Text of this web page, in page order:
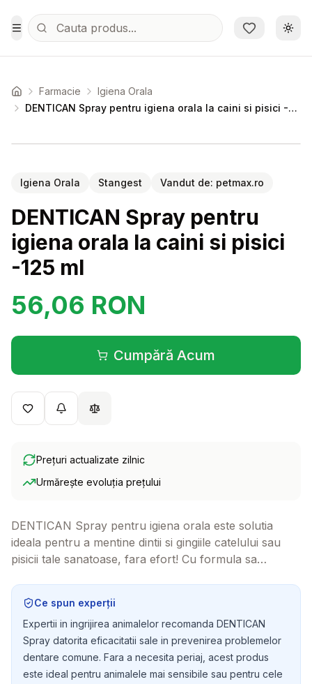
Sari la conținutul principal
Toggle Menu
Acasa Farmacie
Igiena Orala
DENTICAN Spray pentru igiena orala la caini si pisici -125 ml
Igiena Orala Stangest Vandut de: petmax.ro
DENTICAN Spray pentru
igiena orala la caini si pisici
-125 ml
56,06 RON
Cumpără Acum
(se deschide într-o filă
Prețuri actualizate zilnic
Urmărește evoluția prețului
DENTICAN Spray pentru igiena orala este solutia
ideala pentru a mentine dintii si gingiile catelului sau
pisicii tale sanatoase, fara efort! Cu formula sa
prevenirea placii bacteriene si a tartrului.
Ce spun experții
Expertii in ingrijirea animalelor recomanda DENTICAN
Spray datorita eficacitatii sale in prevenirea problemelor
dentare comune. Fara a necesita periaj, acest produs
este ideal pentru animalele mai sensibile sau pentru cele